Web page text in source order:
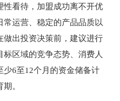
性看待，加盟成功离不开优
常运营、稳定的产品品质以
做出投资决策前，建议进行
区域的竞争态势、消费人
少6至12个月的资金储备计
。